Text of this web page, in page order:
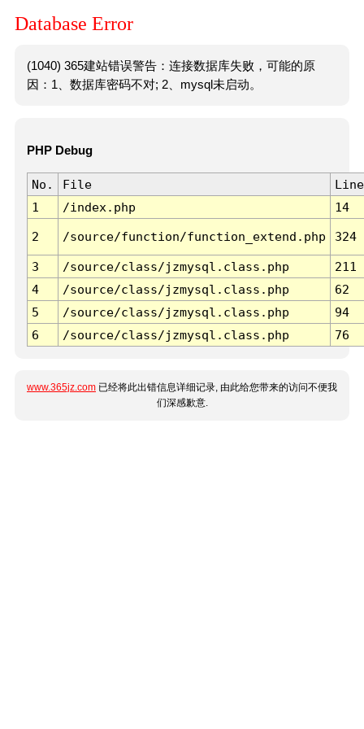
Database Error
(1040) 365建站错误警告：连接数据库失败，可能的原
因：1、数据库密码不对; 2、mysql未启动。
PHP Debug
No. File
Line
1
/index.php 14
2 /source/function/function_extend.php 324
3 /source/class/jzmysql.class.php
211
4
/source/class/jzmysql.class.php
62
5
/source/class/jzmysql.class.php
94
6
/source/class/jzmysql.class.php 76
www.365jz.com 已经将此出错信息详细记录, 由此给您带来的访问不便我
们深感歉意.